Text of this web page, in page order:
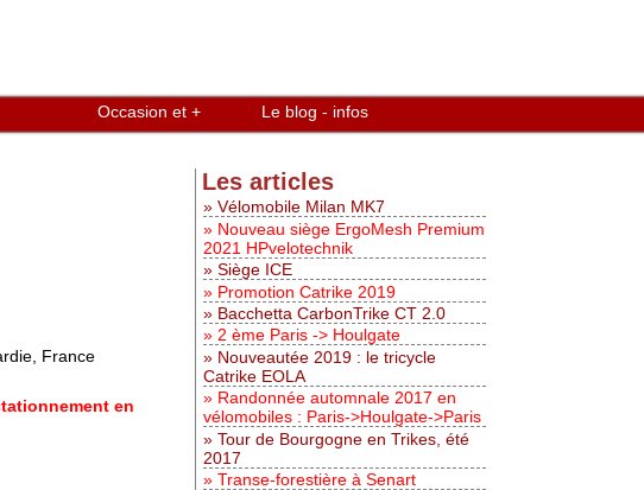
Occasion et + Le blog - infos
France
en
Les articles
Vélomobile Milan MK7
Nouveau siège ErgoMesh Premium
2021 HPvelotechnik
Siège ICE
Promotion Catrike 2019
Bacchetta CarbonTrike CT 2.0
2 ème Paris -> Houlgate
Nouveautée 2019 : le tricycle
Catrike EOLA
Randonnée automnale 2017 en
vélomobiles : Paris->Houlgate->Paris
Tour de Bourgogne en Trikes, été
2017
Transe-forestière à Senart